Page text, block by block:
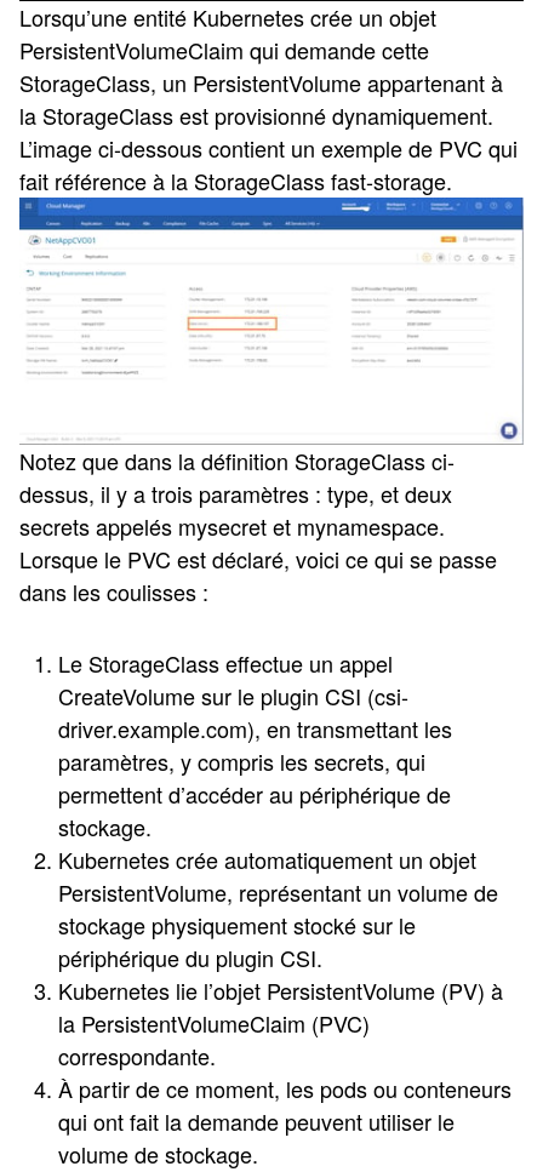
Lorsqu’une entité Kubernetes crée un objet
PersistentVolumeClaim qui demande cette
StorageClass, un PersistentVolume appartenant à
la StorageClass est provisionné dynamiquement.
L’image ci-dessous contient un exemple de PVC qui
fait référence à la StorageClass fast-storage.
Notez que dans la définition StorageClass ci-
dessus, il y a trois paramètres : type, et deux
secrets appelés mysecret et mynamespace.
Lorsque le PVC est déclaré, voici ce qui se passe
dans les coulisses :
Le StorageClass effectue un appel
CreateVolume sur le plugin CSI (csi-
driver.example.com), en transmettant les
paramètres, y compris les secrets, qui
permettent d’accéder au périphérique de
stockage.
Kubernetes crée automatiquement un objet
PersistentVolume, représentant un volume de
stockage physiquement stocké sur le
périphérique du plugin CSI.
Kubernetes lie l’objet PersistentVolume (PV) à
la PersistentVolumeClaim (PVC)
correspondante.
À partir de ce moment, les pods ou conteneurs
qui ont fait la demande peuvent utiliser le
volume de stockage.